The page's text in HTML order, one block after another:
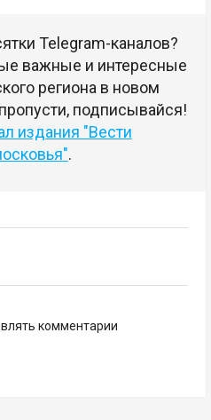
Telegram-каналов?
важные и интересные
региона в новом
подписывайся!
издания "Вести
.
комментарии